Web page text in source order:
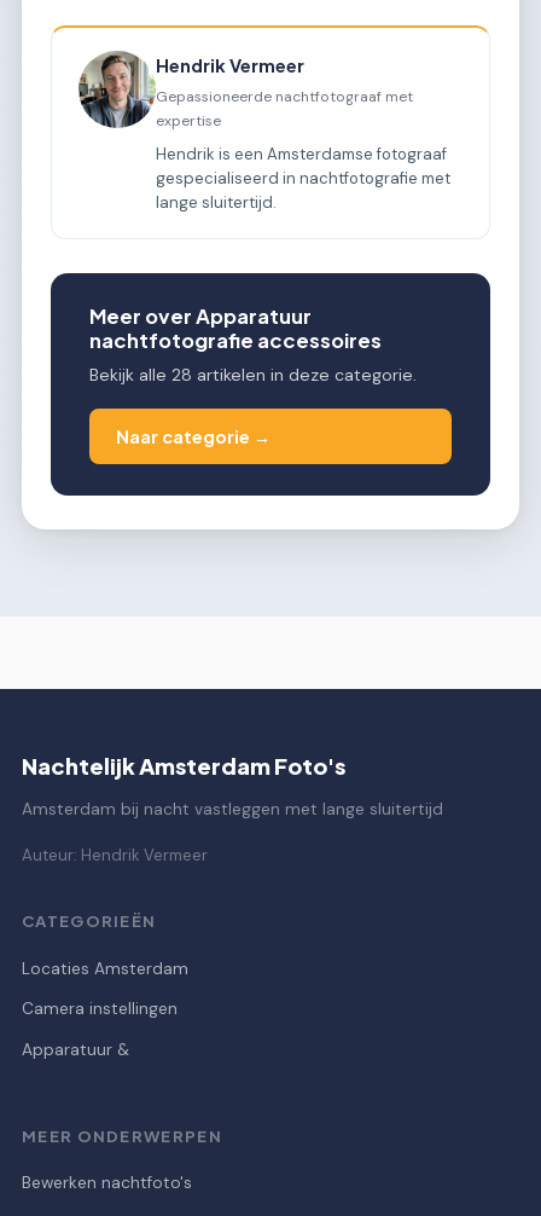
Hendrik Vermeer
Gepassioneerde nachtfotograaf met
expertise
Hendrik is een Amsterdamse fotograaf
gespecialiseerd in nachtfotografie met
lange sluitertijd.
Meer over Apparatuur
nachtfotografie accessoires
Bekijk alle 28 artikelen in deze categorie.
Naar categorie →
Nachtelijk Amsterdam Foto's
Amsterdam bij nacht vastleggen met lange sluitertijd
Auteur: Hendrik Vermeer
CATEGORIEËN
Locaties Amsterdam
Camera instellingen
Apparatuur &
MEER ONDERWERPEN
Bewerken nachtfoto's